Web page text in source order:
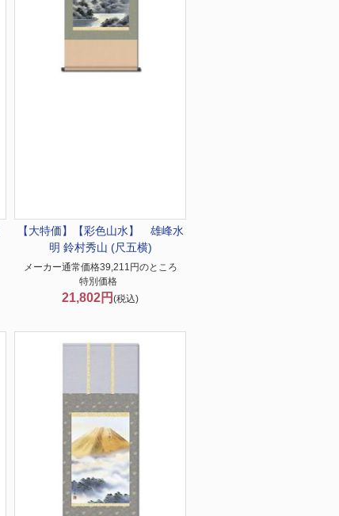
【大特価】
【彩色山水】 雄峰水
明 鈴村秀山 (尺五横)
メーカー通常価格39,211円のところ
特別価格
21,802円 (税込)